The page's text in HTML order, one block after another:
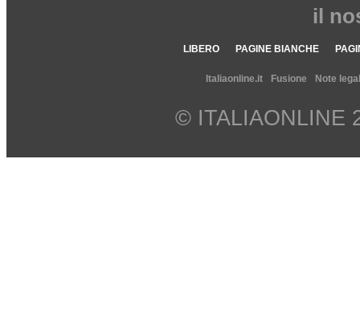
il
LIBERO PAGINE BIANCHE
Italiaonline.it Fusione Note
© ITALIAONLINE